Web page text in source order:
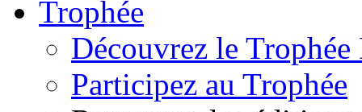
Trophée
Découvrez le
Participez au Trophée